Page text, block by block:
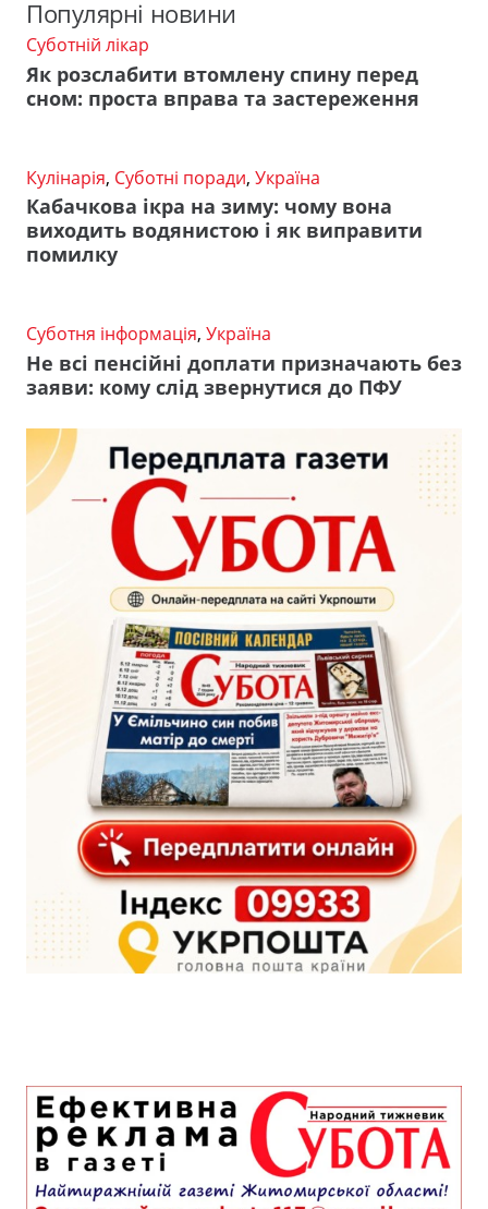
Популярні новини
Суботній лікар
Як розслабити втомлену спину перед
сном: проста вправа та застереження
Кулінарія, Суботні поради, Україна
Кабачкова ікра на зиму: чому вона
виходить водянистою і як виправити
помилку
Суботня інформація, Україна
Не всі пенсійні доплати призначають без
заяви: кому слід звернутися до ПФУ